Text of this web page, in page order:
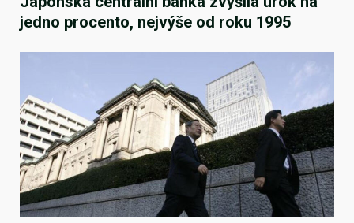
jedno procento, nejvýše od roku 1995